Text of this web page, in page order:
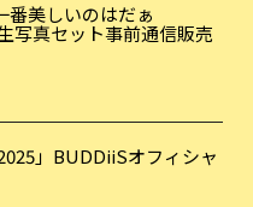
番美しいのはだぁ
写真セット事前通信販売
」BUDDiiSオフィシャ